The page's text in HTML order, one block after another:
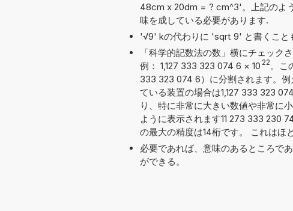
48cm x 20dm = ? cm^3'。上記のよ
味を成している必要があります.
'√9' kの代わりに 'sqrt 9' と書くこと
「科学的記数法の数」横にチェック
例： 1,127 333 323 074 6 × 10 22 。こ
333 323 074 6）に分割されます。
ている装置の場合は1,127 333 323
り、特に非常に大きい数値や非常に
ように表示されます11 273 333 230
の最大の精度は14桁です。 これはほ
必要であれば、意味のあるところで
ができる。